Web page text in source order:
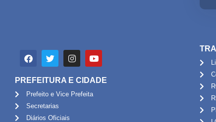
PREFEITURA E CIDADE
Prefeito e Vice Prefeita
Secretarias
Diários Oficiais